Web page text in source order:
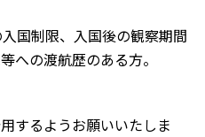
国制限、入国後の観察期間
への渡航歴のある方。
するようお願いいたしま